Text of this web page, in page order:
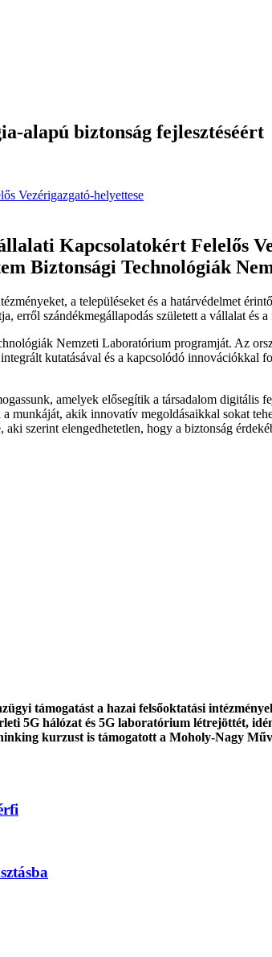
alapú biztonság fejlesztéséért
Biztonsági Technológiák
a településeket és a határvédelmet
erről szándékmegállapodás született a vállalat és
Nemzeti Laboratórium programját. Az
kutatásával és a kapcsolódó
amelyek elősegítik a társadalom
munkáját, akik innovatív megoldásaikkal sokat
szerint elengedhetetlen, hogy a biztonság
támogatást a hazai felsőoktatási
5G hálózat és 5G laboratórium létrejöttét,
kurzust is támogatott a Moholy-Nagy